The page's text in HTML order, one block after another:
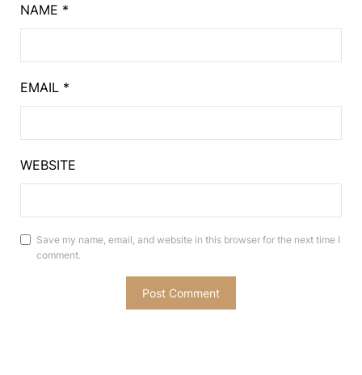
NAME *
EMAIL *
WEBSITE
Save my name, email, and website in this browser for the next time I
comment.